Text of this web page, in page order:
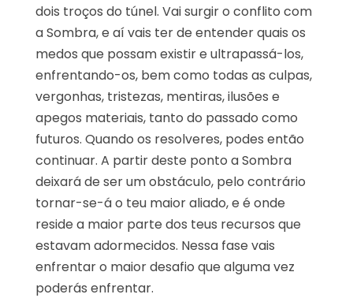
dois troços do túnel. Vai surgir o conflito com
a Sombra, e aí vais ter de entender quais os
medos que possam existir e ultrapassá-los,
enfrentando-os, bem como todas as culpas,
vergonhas, tristezas, mentiras, ilusões e
apegos materiais, tanto do passado como
futuros. Quando os resolveres, podes então
continuar. A partir deste ponto a Sombra
deixará de ser um obstáculo, pelo contrário
tornar-se-á o teu maior aliado, e é onde
reside a maior parte dos teus recursos que
estavam adormecidos. Nessa fase vais
enfrentar o maior desafio que alguma vez
poderás enfrentar.